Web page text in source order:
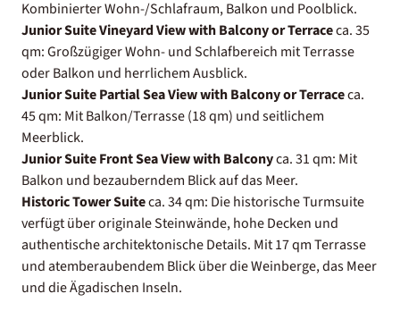
Kombinierter Wohn-/Schlafraum, Balkon und Poolblick.
Junior Suite Vineyard View with Balcony or Terraceca. 35
qm: Großzügiger Wohn- und Schlafbereich mit Terrasse
oder Balkon und herrlichem Ausblick.
Junior Suite Partial Sea View with Balcony or Terraceca.
45 qm: Mit Balkon/Terrasse (18 qm) und seitlichem
Meerblick.
Junior Suite Front Sea View with Balconyca. 31 qm: Mit
Balkon und bezauberndem Blick auf das Meer.
Historic Tower Suiteca. 34 qm: Die historische Turmsuite
verfügt über originale Steinwände, hohe Decken und
authentische architektonische Details. Mit 17 qm Terrasse
und atemberaubendem Blick über die Weinberge, das Meer
und die Ägadischen Inseln.